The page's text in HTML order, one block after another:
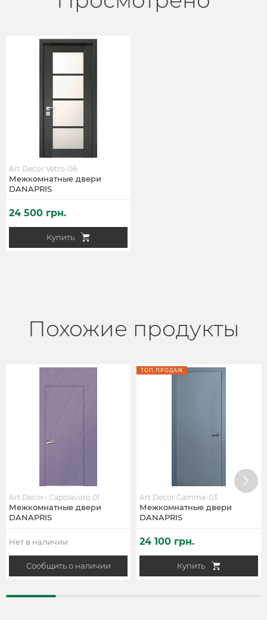
Межкомнатные двери
DANAPRIS
Art Decor Vetro-06
Купить
24 500 грн.
Похожие продукты
Межкомнатные двери
DANAPRIS
Art Decor- Capolavoro 01
Сообщить о наличии
Нет в наличии
ТОП ПРОДАЖ
Межкомнатные двери
DANAPRIS
Art Decor Gamma-03
Купить
24 100 грн.